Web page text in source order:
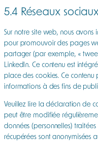
5.4 Réseaux sociaux
Sur notre site web, nous
pour promouvoir des pages
partager (par exemple, «
LinkedIn. Ce contenu est
place des cookies. Ce contenu
informations à des fins de
Veuillez lire la déclaration de
peut être modifiée
données (personnelles)
récupérées sont anonymisées